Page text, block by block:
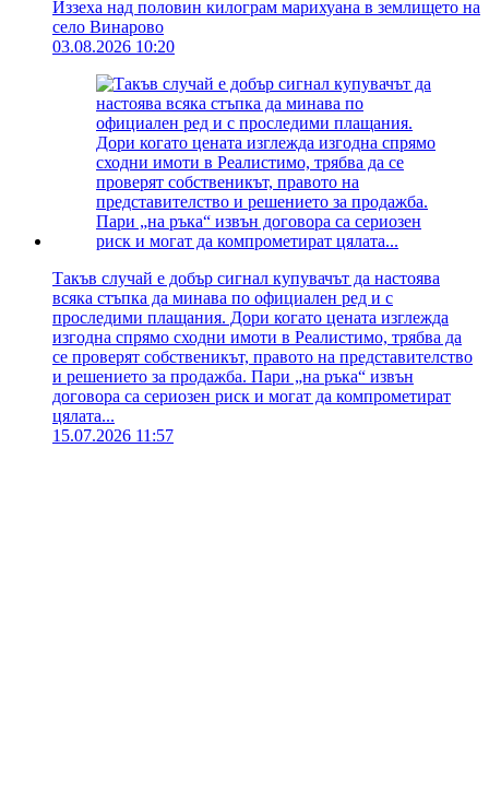
Иззеха над половин килограм марихуана в землището на
село Винарово
03.08.2026 10:20
Такъв случай е добър сигнал купувачът да настоява
всяка стъпка да минава по официален ред и с
проследими плащания. Дори когато цената изглежда
изгодна спрямо сходни имоти в Реалистимо, трябва да
се проверят собственикът, правото на представителство
и решението за продажба. Пари „на ръка“ извън
договора са сериозен риск и могат да компрометират
цялата...
15.07.2026 11:57